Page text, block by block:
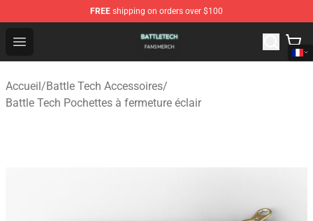
FREE shipping on orders over $100
Open menu
Battle Tech Shop - Official Battle Tech Merchandise Store
Accueil/Battle Tech Accessoires/
Battle Tech Pochettes à fermeture éclair